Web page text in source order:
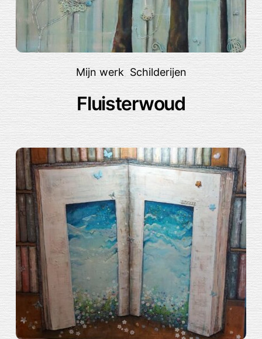
Mijn werk , Schilderijen
Fluisterwoud